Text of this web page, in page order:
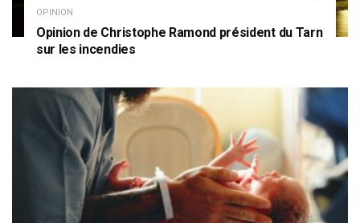
OPINION
Opinion de Christophe Ramond président du Tarn
sur les incendies